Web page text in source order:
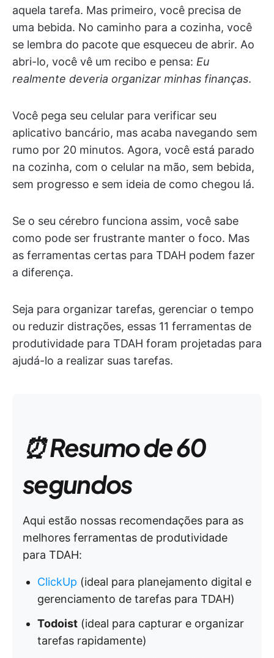
aquela tarefa. Mas primeiro, você precisa de
uma bebida. No caminho para a cozinha, você
se lembra do pacote que esqueceu de abrir. Ao
abri-lo, você vê um recibo e pensa: Eu
realmente deveria organizar minhas finanças.
Você pega seu celular para verificar seu
aplicativo bancário, mas acaba navegando sem
rumo por 20 minutos. Agora, você está parado
na cozinha, com o celular na mão, sem bebida,
sem progresso e sem ideia de como chegou lá.
Se o seu cérebro funciona assim, você sabe
como pode ser frustrante manter o foco. Mas
as ferramentas certas para TDAH podem fazer
a diferença.
Seja para organizar tarefas, gerenciar o tempo
ou reduzir distrações, essas 11 ferramentas de
produtividade para TDAH foram projetadas para
ajudá-lo a realizar suas tarefas.
⏰ Resumo de 60
segundos
Aqui estão nossas recomendações para as
melhores ferramentas de produtividade
para TDAH:
ClickUp (ideal para planejamento digital e
gerenciamento de tarefas para TDAH)
Todoist (ideal para capturar e organizar
tarefas rapidamente)